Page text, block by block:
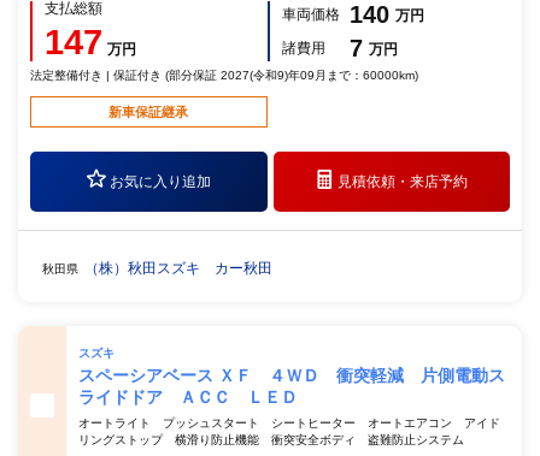
支払総額
147 万円
車両価格 140 万円
諸費用
7 万円
法定整備付き | 保証付き (部分保証 2027(令和9)年09月まで：60000km)
新車保証継承
お気に入り追加 見積依頼・来店予約
秋田県 （株）秋田スズキ カー秋田
スズキ
スペーシアベース ＸＦ ４ＷＤ 衝突軽減 片側電動ス
ライドドア ＡＣＣ ＬＥＤ
オートライト プッシュスタート シートヒーター オートエアコン アイド
リングストップ 横滑り防止機能 衝突安全ボディ 盗難防止システム